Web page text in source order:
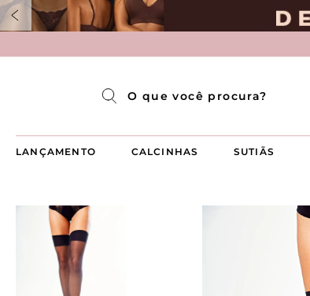
LANÇAMENTO CALCINHAS SUTIÃS
Pijama Longo Americado Aberto Luma
Pijama Capri Aberto
Pijama Curto Aberto